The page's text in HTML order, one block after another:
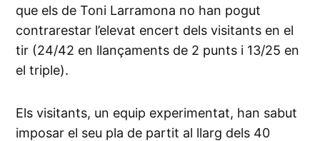
que els de Toni Larramona no han pogut
contrarestar l’elevat encert dels visitants en el
tir (24/42 en llançaments de 2 punts i 13/25 en
el triple).
Els visitants, un equip experimentat, han sabut
imposar el seu pla de partit al llarg dels 40